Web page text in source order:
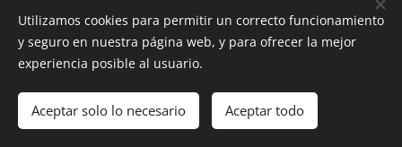
Creado conWebnode Cookies
Utilizamos cookies para permitir un correcto funcionamiento
y seguro en nuestra página web, y para ofrecer la mejor
experiencia posible al usuario.
Aceptar solo lo necesario Aceptar todo